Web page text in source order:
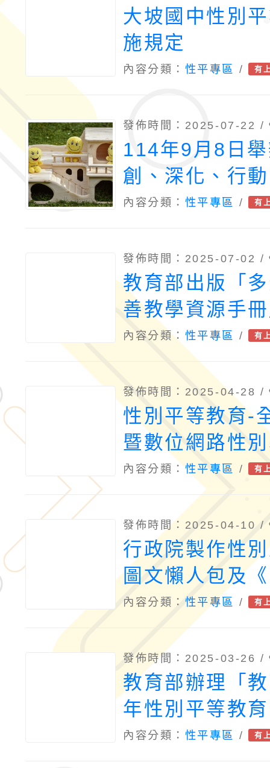
大坡國中性別
施規定
內容分類： 性平專區 / 有
發佈時間：2025-07-22 /
114年9月8日
創、深化、行
暴力實務工作
內容分類： 性平專區 / 有
發佈時間：2025-07-02 /
教育部出版「
善教學資源手
內容分類： 性平專區 / 有
發佈時間：2025-04-28 /
性別平等教育-
暨數位網路性
主題課程簡報
內容分類：性平專區 / 有
發佈時間：2025-04-10 /
行政院製作性
圖文懶人包及
拯救公司大作
內容分類： 性平專區 / 有
發佈時間：2025-03-26 /
教育部辦理「
年性別平等教
內容分類： 性平專區 / 有